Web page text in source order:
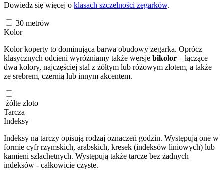
Dowiedz się więcej o klasach szczelności zegarków.
30 metrów
Kolor
Kolor koperty to dominująca barwa obudowy zegarka. Oprócz
klasycznych odcieni wyróżniamy także wersje bikolor – łączące
dwa kolory, najczęściej stal z żółtym lub różowym złotem, a także
ze srebrem, czernią lub innym akcentem.
żółte złoto
Tarcza
Indeksy
Indeksy na tarczy opisują rodzaj oznaczeń godzin. Występują one w
formie cyfr rzymskich, arabskich, kresek (indeksów liniowych) lub
kamieni szlachetnych. Występują także tarcze bez żadnych
indeksów - całkowicie czyste.